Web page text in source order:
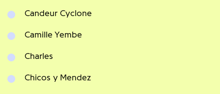
Candeur Cyclone
Camille Yembe
Charles
Chicos y Mendez